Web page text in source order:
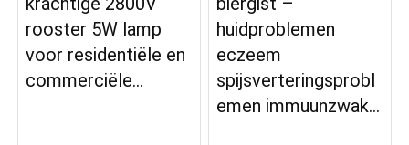
rooster 5W lamp
voor residentiële en
commerciële…
huidproblemen
eczeem
spijsverteringsprobl
emen immuunzwak…